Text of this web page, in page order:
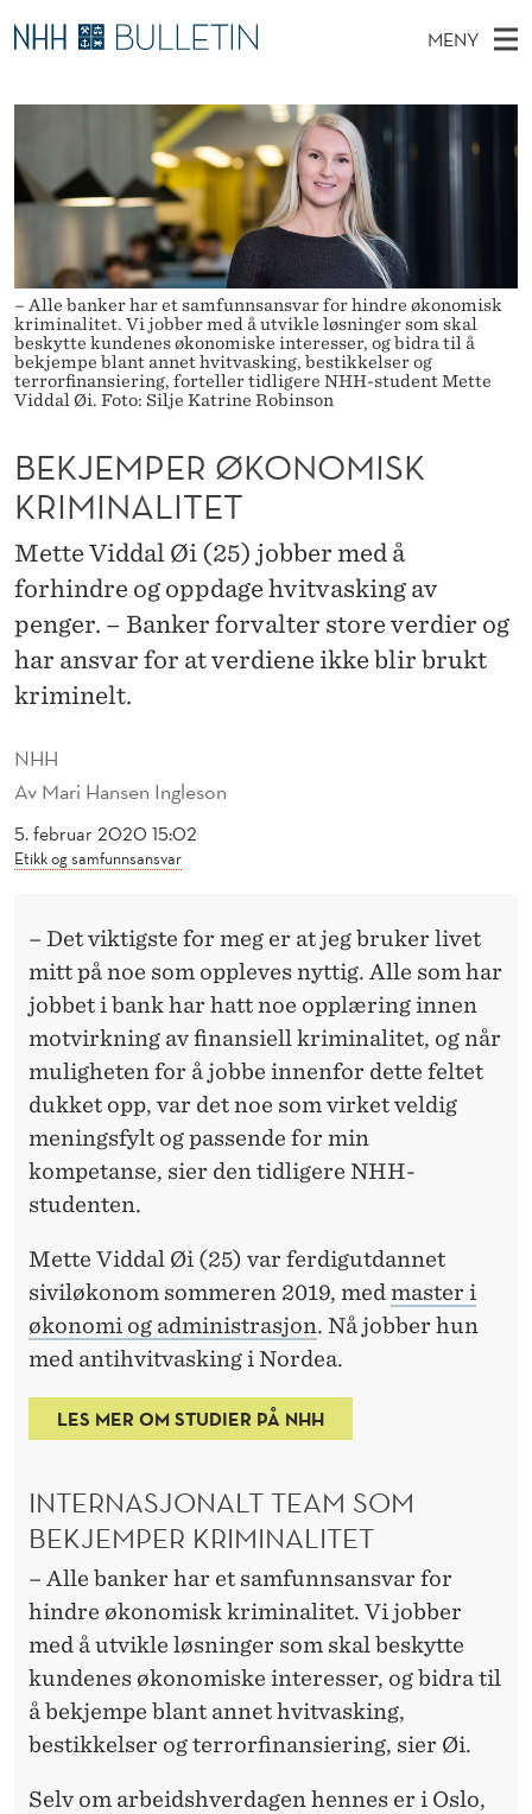
B
E
K
J
E
M
P
E
R
Ø
K
O
N
O
M
K
K
R
MENY
O
E
D
E
N
Y
Ø
N
E
T
S
E
T
Stipendiater og nye forskerprofiler
Disputaser
Ekspertutvalg
Om Bulletin
– Alle banker har et samfunnsansvar for hindre økonomisk
kriminalitet. Vi jobber med å utvikle løsninger som skal
beskytte kundenes økonomiske interesser, og bidra til å
bekjempe blant annet hvitvasking, bestikkelser og
terrorfinansiering, forteller tidligere NHH-student Mette
Viddal Øi. Foto: Silje Katrine Robinson
NHH
Av Mari Hansen Ingleson
5. februar 2020 15:02
Etikk og samfunnsansvar
BEKJEMPER ØKONOMISK
KRIMINALITET
Mette Viddal Øi (25) jobber med å
forhindre og oppdage hvitvasking av
penger. – Banker forvalter store verdier og
har ansvar for at verdiene ikke blir brukt
kriminelt.
– Det viktigste for meg er at jeg bruker livet
mitt på noe som oppleves nyttig. Alle som har
jobbet i bank har hatt noe opplæring innen
motvirkning av finansiell kriminalitet, og når
muligheten for å jobbe innenfor dette feltet
dukket opp, var det noe som virket veldig
meningsfylt og passende for min
kompetanse, sier den tidligere NHH-
studenten.
Mette Viddal Øi (25) var ferdigutdannet
siviløkonom sommeren 2019, medmaster i
økonomi og administrasjon. Nå jobber hun
med antihvitvasking i Nordea.
LES MER OM STUDIER PÅ NHH
INTERNASJONALT TEAM SOM
BEKJEMPER KRIMINALITET
– Alle banker har et samfunnsansvar for
hindre økonomisk kriminalitet. Vi jobber
med å utvikle løsninger som skal beskytte
kundenes økonomiske interesser, og bidra til
å bekjempe blant annet hvitvasking,
bestikkelser og terrorfinansiering, sier Øi.
Selv om arbeidshverdagen hennes er i Oslo,